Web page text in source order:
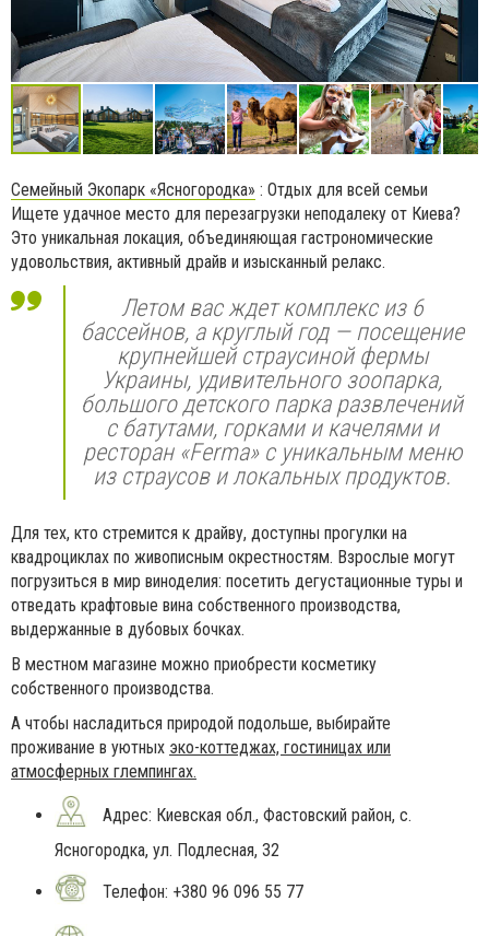
Семейный Экопарк «Ясногородка» : Отдых для всей семьи
Ищете удачное место для перезагрузки неподалеку от Киева?
Это уникальная локация, объединяющая гастрономические
удовольствия, активный драйв и изысканный релакс.
Летом вас ждет комплекс из 6
бассейнов, а круглый год — посещение
крупнейшей страусиной фермы
Украины, удивительного зоопарка,
большого детского парка развлечений
с батутами, горками и качелями и
ресторан «Ferma» с уникальным меню
из страусов и локальных продуктов.
Для тех, кто стремится к драйву, доступны прогулки на
квадроциклах по живописным окрестностям. Взрослые могут
погрузиться в мир виноделия: посетить дегустационные туры и
отведать крафтовые вина собственного производства,
выдержанные в дубовых бочках.
В местном магазине можно приобрести косметику
собственного производства.
А чтобы насладиться природой подольше, выбирайте
проживание в уютных эко-коттеджах, гостиницах или
атмосферных глемпингах.
Адрес: Киевская обл., Фастовский район, с.
Ясногородка, ул. Подлесная, 32
Телефон: +380 96 096 55 77